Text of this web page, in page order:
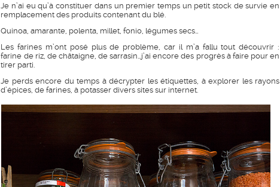
Je n’ai eu qu’à constituer dans un premier temps un petit stock de survie en
remplacement des produits contenant du blé.
Quinoa, amarante, polenta, millet, fonio, légumes secs…
Les farines m’ont posé plus de problème, car il m’a fallu tout découvrir :
farine de riz, de châtaigne, de sarrasin…j’ai encore des progrès à faire pour en
tirer parti.
Je perds encore du temps à décrypter les étiquettes, à explorer les rayons
d’épices, de farines, à potasser divers sites sur internet.